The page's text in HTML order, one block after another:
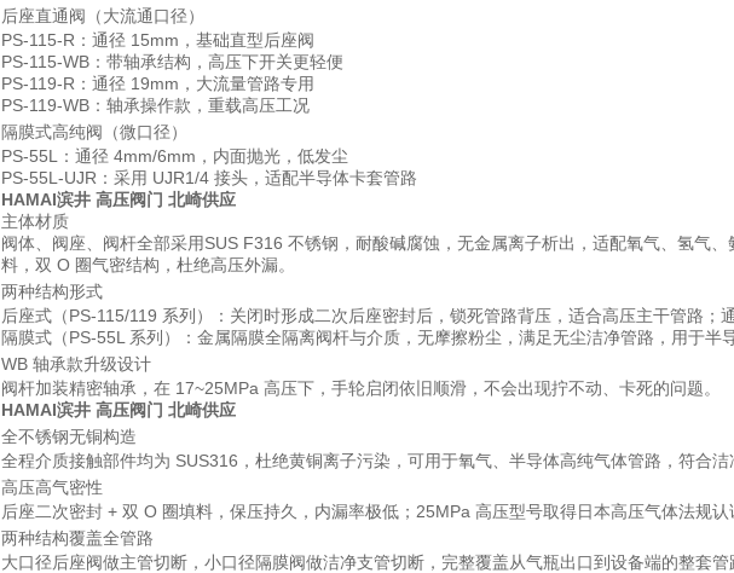
后座直通阀（大流通口径）
PS-115-R：通径 15mm，基础直型后座阀
PS-115-WB：带轴承结构，高压下开关更轻便
PS-119-R：通径 19mm，大流量管路专用
PS-119-WB：轴承操作款，重载高压工况
隔膜式高纯阀（微口径）
PS-55L：通径 4mm/6mm，内面抛光，低发尘
PS-55L-UJR：采用 UJR1/4 接头，适配半导体卡套管路
HAMAI滨井 高压阀门 北崎供应
主体材质
阀体、阀座、阀杆全部采用SUS F316 不锈钢 ，耐酸碱腐蚀，无金属离子析出，适配氧气、氢气
料，双 O 圈气密结构，杜绝高压外漏。
两种结构形式
后座式（PS-115/119 系列）
：关闭时形成二次后座密封后，锁死管路背压，适合高压主干管路；
隔膜式（PS-55L 系列）
：金属隔膜全隔离阀杆与介质，无摩擦粉尘，满足无尘洁净管路，用于半
WB 轴承款升级设计
阀杆加装精密轴承，在 17~25MPa 高压下，手轮启闭依旧顺滑，不会出现拧不动、卡死的问题。
HAMAI滨井 高压阀门 北崎供应
全不锈钢无铜构造
全程介质接触部件均为 SUS316，杜绝黄铜离子污染，可用于氧气、半导体高纯气体管路，符合洁
高压高气密性
后座二次密封 + 双 O 圈填料，保压持久，内漏率极低；25MPa 高压型号取得日本高压气体法规认
两种结构覆盖全管路
大口径后座阀做主管切断，小口径隔膜阀做洁净支管切断，完整覆盖从气瓶出口到设备端的整套管